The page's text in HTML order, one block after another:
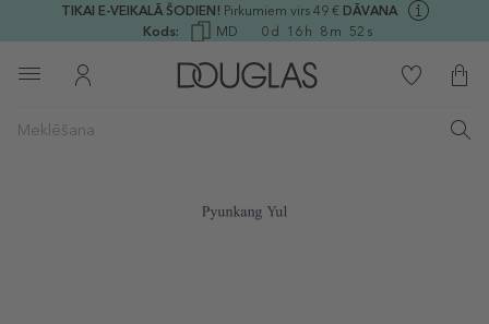
TIKAI E-VEIKALĀ ŠODIEN! Pirkumiem virs 49 € DĀVANA
Kods:
MD 0 d 16 h 8 m 50 s